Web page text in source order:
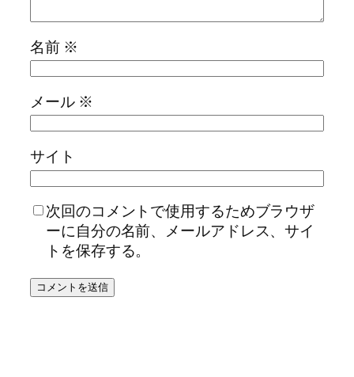
名前 ※
メール ※
サイト
次回のコメントで使用するためブラウザ
ーに自分の名前、メールアドレス、サイ
トを保存する。